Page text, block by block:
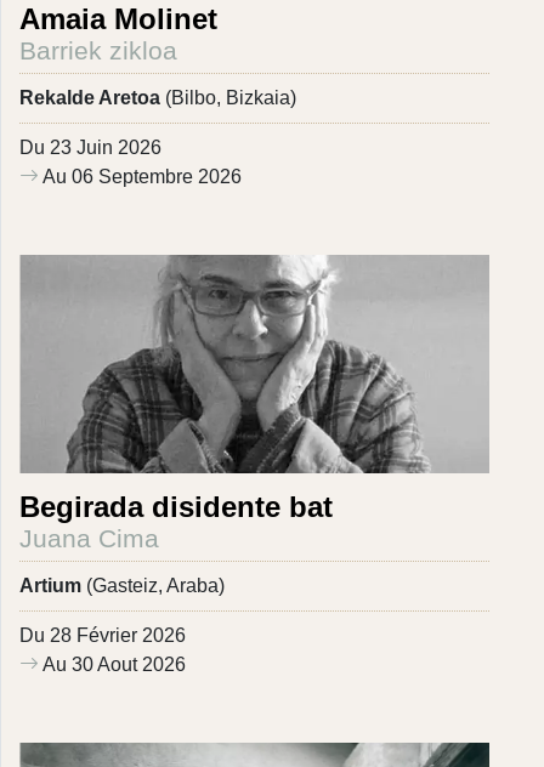
Amaia Molinet
Barriek zikloa
Rekalde Aretoa (Bilbo, Bizkaia)
Du 23 Juin 2026
Au 06 Septembre 2026
Begirada disidente bat
Juana Cima
Artium (Gasteiz, Araba)
Du 28 Février 2026
Au 30 Aout 2026